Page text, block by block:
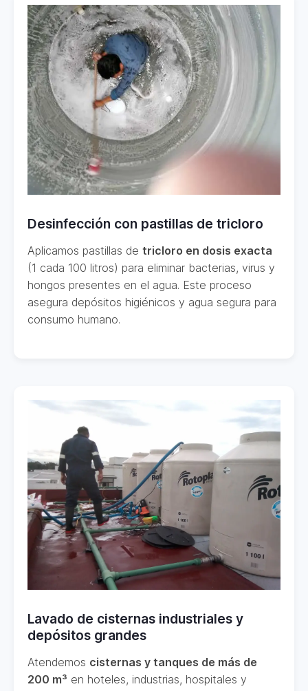
Desinfección con pastillas de tricloro
Aplicamos pastillas de tricloro en dosis exacta
(1 cada 100 litros) para eliminar bacterias, virus y
hongos presentes en el agua. Este proceso
asegura depósitos higiénicos y agua segura para
consumo humano.
Lavado de cisternas industriales y
depósitos grandes
Atendemos cisternas y tanques de más de
200 m³ en hoteles, industrias, hospitales y